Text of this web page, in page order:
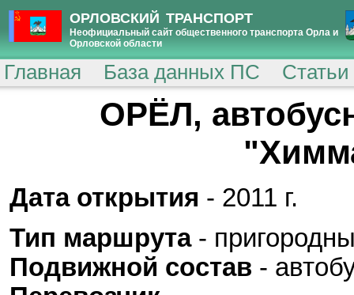
ОРЛОВСКИЙ ТРАНСПОРТ
Неофициальный сайт общественного транспорта Орла и
Орловской области
Главная База данных ПС
ОРЁЛ,
Дата открытия - 2011 г.
Тип маршрута-
Подвижной состав -